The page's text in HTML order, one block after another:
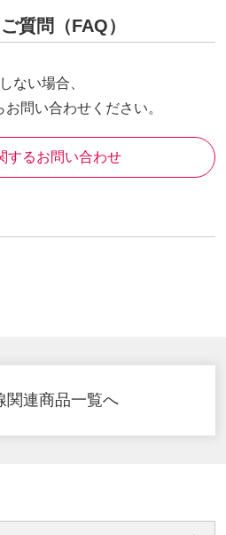
質問（FAQ）
ない場合、
問い合わせください。
するお問い合わせ
関連商品一覧へ